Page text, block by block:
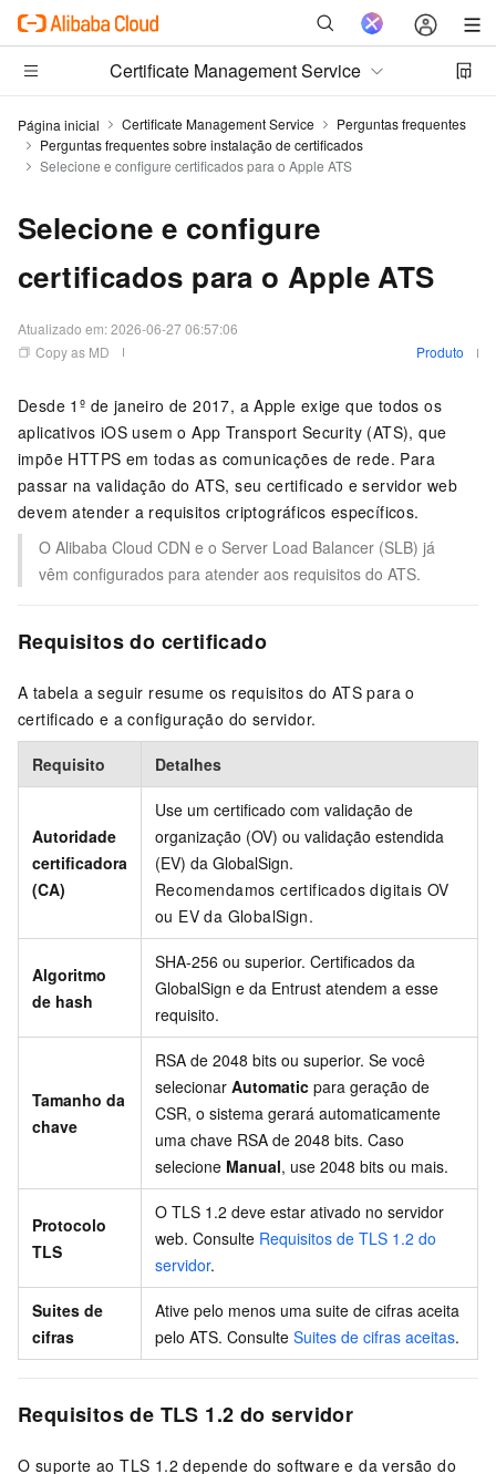
Certificate Management Service
Página inicial Certificate Management Service
Perguntas frequentes
Perguntas frequentes sobre instalação de certificados
Selecione e configure certificados para o Apple ATS
Selecione e configure
certificados para o Apple ATS
Atualizado em:2026-06-27 06:57:06
Copy as MD
Produto
Desde 1º de janeiro de 2017, a Apple exige que todos os
aplicativos iOS usem o App Transport Security (ATS), que
impõe HTTPS em todas as comunicações de rede. Para
passar na validação do ATS, seu certificado e servidor web
devem atender a requisitos criptográficos específicos.
O Alibaba Cloud CDN e o Server Load Balancer (SLB) já
vêm configurados para atender aos requisitos do ATS.
Requisitos do certificado
A tabela a seguir resume os requisitos do ATS para o
certificado e a configuração do servidor.
Requisito Detalhes
Autoridade
certificadora
(CA)
Use um certificado com validação de
organização (OV) ou validação estendida
(EV) da GlobalSign.
Recomendamos certificados digitais OV
ou EV da GlobalSign.
Algoritmo
de hash
SHA-256 ou superior. Certificados da
GlobalSign e da Entrust atendem a esse
requisito.
Tamanho da
chave
RSA de 2048 bits ou superior. Se você
selecionar Automatic para geração de
CSR, o sistema gerará automaticamente
uma chave RSA de 2048 bits. Caso
selecione Manual, use 2048 bits ou mais.
Protocolo
TLS
O TLS 1.2 deve estar ativado no servidor
web. Consulte Requisitos de TLS 1.2 do
servidor.
Suites de
cifras
Ative pelo menos uma suite de cifras aceita
pelo ATS. Consulte Suites de cifras aceitas.
Requisitos de TLS 1.2 do servidor
O suporte ao TLS 1.2 depende do software e da versão do